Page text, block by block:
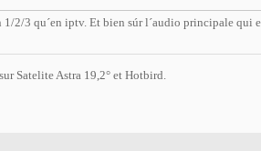
2/3 qu´en iptv. Et bien súr l´audio principale qui
Satelite Astra 19,2° et Hotbird.